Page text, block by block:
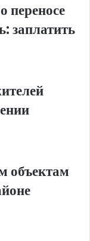
переносе
заплатить
объектам